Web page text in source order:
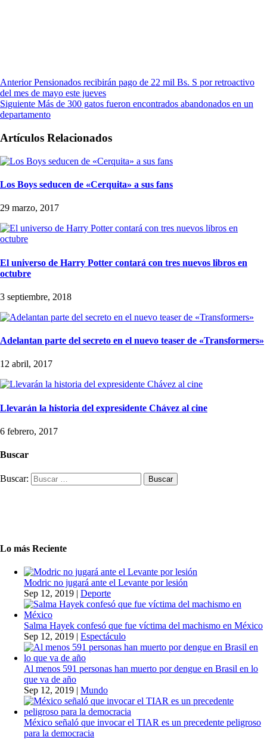
Anterior Pensionados recibirán pago de 22 mil Bs. S por retroactivo
del mes de mayo este jueves
Siguiente Más de 300 gatos fueron encontrados abandonados en un
departamento
Artículos Relacionados
Los Boys seducen de «Cerquita» a sus fans
29 marzo, 2017
El universo de Harry Potter contará con tres nuevos libros en
octubre
3 septiembre, 2018
Adelantan parte del secreto en el nuevo teaser de «Transformers»
12 abril, 2017
Llevarán la historia del expresidente Chávez al cine
6 febrero, 2017
Buscar
Buscar:
Lo más Reciente
Modric no jugará ante el Levante por lesión
Sep 12, 2019 | Deporte
Salma Hayek confesó que fue víctima del machismo en México
Sep 12, 2019 | Espectáculo
Al menos 591 personas han muerto por dengue en Brasil en lo
que va de año
Sep 12, 2019 | Mundo
México señaló que invocar el TIAR es un precedente peligroso
para la democracia